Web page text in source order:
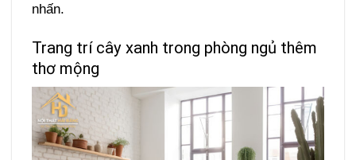
nhấn.
Trang trí cây xanh trong phòng ngủ thêm
thơ mộng